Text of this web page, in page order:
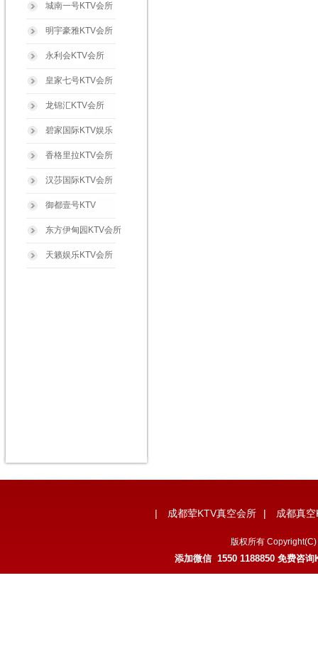
城南一号KTV会所
明宇豪雅KTV会所
永利会KTV会所
皇家七号KTV会所
龙锦汇KTV会所
碧家国际KTV娱乐
香格里拉KTV会所
汉莎国际KTV会所
御都壹号KTV
东方伊甸园KTV会所
天籁娱乐KTV会所
| 成都荤KTV真空会所 | 成都真
版权所有
添加微信 1550 1188850 免费咨